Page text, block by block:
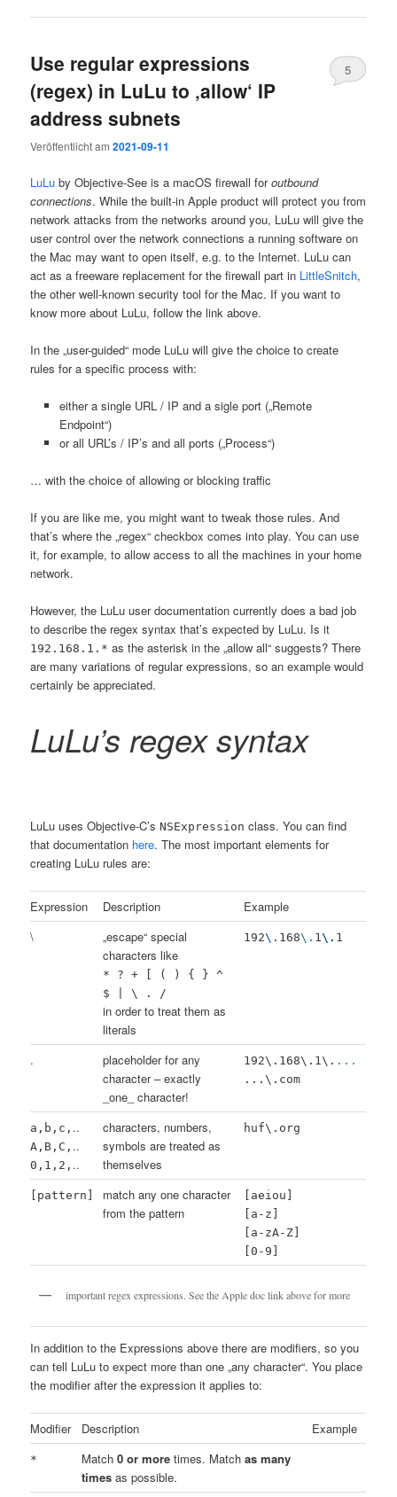
Use regular expressions
(regex) in LuLu to ‚allow‘ IP
address subnets
Veröffentlicht am2021-09-11
5
LuLu by Objective-See is a macOS firewall foroutbound
connections. While the built-in Apple product will protect you from
network attacks from the networks around you, LuLu will give the
user control over the network connections a running software on
the Mac may want to open itself, e.g. to the Internet. LuLu can
act as a freeware replacement for the firewall part in LittleSnitch,
the other well-known security tool for the Mac. If you want to
know more about LuLu, follow the link above.
In the „user-guided“ mode LuLu will give the choice to create
rules for a specific process with:
either a single URL / IP and a sigle port („Remote
Endpoint“)
or all URL’s / IP’s and all ports („Process“)
… with the choice of allowing or blocking traffic
If you are like me, you might want to tweak those rules. And
that’s where the „regex“ checkbox comes into play. You can use
it, for example, to allow access to all the machines in your home
network.
However, the LuLu user documentation currently does a bad job
to describe the regex syntax that’s expected by LuLu. Is it
192.168.1.* as the asterisk in the „allow all“ suggests? There
are many variations of regular expressions, so an example would
certainly be appreciated.
LuLu’s regex syntax
LuLu uses Objective-C’sNSExpression class. You can find
that documentation here. The most important elements for
creating LuLu rules are:
Expression Description
Example
\
„escape“ special
characters like
* ? + [ ( ) { } ^
$ | \ . /
in order to treat them as
literals
192\. 168\. 1\. 1
.
placeholder for any
character – exactly
_one_ character!
192\.168\.1\. ...
...\.com
a,b,c, ..
A,B,C, ..
0,1,2, ..
characters, numbers,
symbols are treated as
themselves
huf\.org
[pattern]
match any one character
from the pattern
[aeiou]
[a-z]
[a-zA-Z]
[0-9]
important regex expressions. See the Apple doc link above for more
In addition to the Expressions above there are modifiers, so you
can tell LuLu to expect more than one „any character“. You place
the modifier after the expression it applies to:
Modifier Description Example
* Match0 or more times. Matchas many
times as possible.